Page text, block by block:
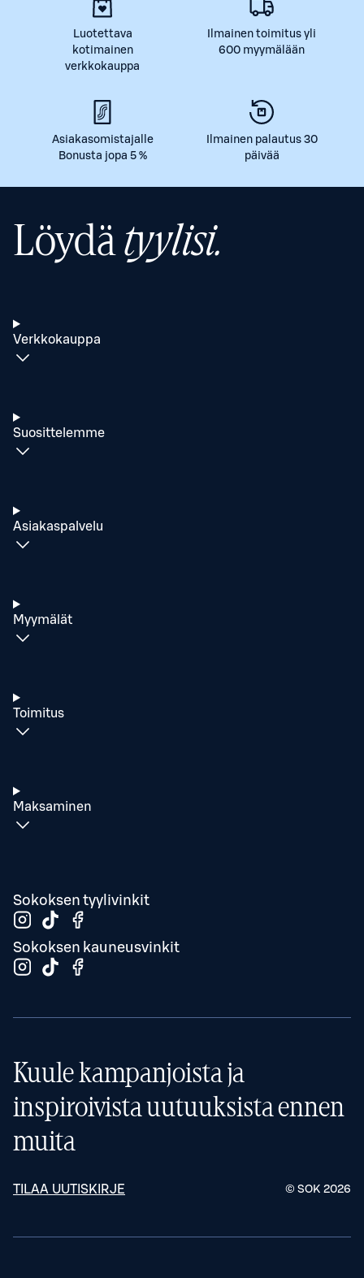
Luotettava
kotimainen
verkkokauppa
Ilmainen toimitus yli
600 myymälään
Asiakasomistajalle
Bonusta jopa 5 %
Ilmainen palautus 30
päivää
Löydätyylisi.
Verkkokauppa
Suosittelemme
Asiakaspalvelu
Myymälät
Toimitus
Maksaminen
Sokoksen tyylivinkit
Sokoksen kauneusvinkit
Kuule kampanjoista ja
inspiroivista uutuuksista ennen
muita
TILAA UUTISKIRJE © SOK 2026